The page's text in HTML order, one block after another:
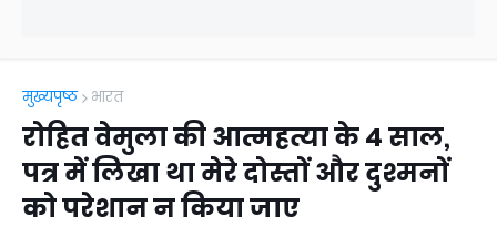
मुख्यपृष्ठ भारत
रोहित वेमुला की आत्महत्या के 4 साल,
पत्र में लिखा था मेरे दोस्तों और दुश्मनों
को परेशान न किया जाए